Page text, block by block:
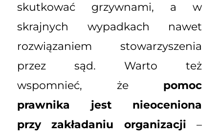
skutkować grzywnami, a w
skrajnych wypadkach nawet
rozwiązaniem stowarzyszenia
przez sąd. Warto też
wspomnieć, że pomoc
prawnika jest nieoceniona
przy zakładaniu organizacji –